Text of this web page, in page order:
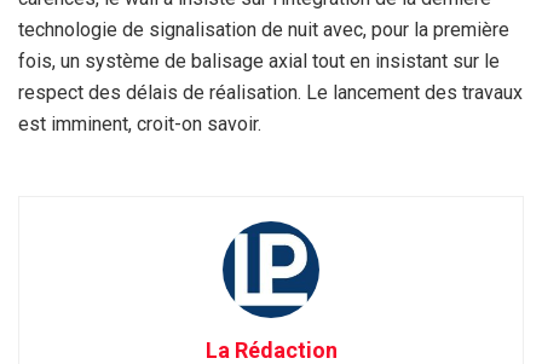
technologie de signalisation de nuit avec, pour la première
fois, un système de balisage axial tout en insistant sur le
respect des délais de réalisation. Le lancement des travaux
est imminent, croit-on savoir.
La Rédaction